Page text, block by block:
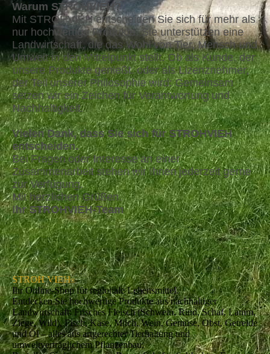
Warum STROHVIEH?
Mit STROHVIEH entscheiden Sie sich für mehr als
nur hochwertige Produkte. Sie unterstützen eine
Landwirtschaft, die das Wohl von Tier, Mensch und
Umwelt in den Mittelpunkt stellt. Ob als Kunde, der
unsere Produkte genießt, oder als Lizenznehmer,
der Teil unserer Philosophie wird: Gemeinsam
setzen wir ein Zeichen für Verantwortung und
Nachhaltigkeit.
Vielen Dank, dass Sie sich für STROHVIEH
entscheiden.
Bei Fragen oder Interesse an einer
Zusammenarbeit stehen wir Ihnen jederzeit gerne
zur Verfügung.
Mit herzlichen Grüßen,
Ihr STROHVIEH-Team
STROH VIEH®
Ihr Online-Shop für regionale Lebensmittel.
Entdecken Sie hochwertige Produkte aus nachhaltiger
Landwirtschaft: Frisches Fleisch (Schwein, Rind, Schaf, Lamm,
Ziege, Wild), Fisch, Käse, Milch, Wein, Gemüse, Obst, Getreide
und Öl – alles aus artgerechter Tierhaltung und
umweltverträglichem Pflanzenbau.